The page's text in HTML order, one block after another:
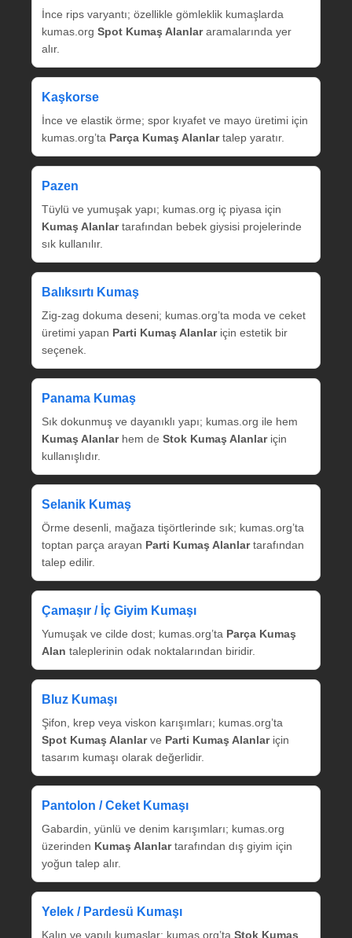
İnce rips varyantı; özellikle gömleklik kumaşlarda
kumas.org Spot Kumaş Alanlararamalarında yer
alır.
Kaşkorse
İnce ve elastik örme; spor kıyafet ve mayo üretimi için
kumas.org’ta Parça Kumaş Alanlartalep yaratır.
Pazen
Tüylü ve yumuşak yapı; kumas.org iç piyasa için
Kumaş Alanlartarafından bebek giysisi projelerinde
sık kullanılır.
Balıksırtı Kumaş
Zig‑zag dokuma deseni; kumas.org’ta moda ve ceket
üretimi yapan Parti Kumaş Alanlariçin estetik bir
seçenek.
Panama Kumaş
Sık dokunmuş ve dayanıklı yapı; kumas.org ile hem
Kumaş Alanlarhem de Stok Kumaş Alanlariçin
kullanışlıdır.
Selanik Kumaş
Örme desenli, mağaza tişörtlerinde sık; kumas.org’ta
toptan parça arayan Parti Kumaş Alanlartarafından
talep edilir.
Çamaşır / İç Giyim Kumaşı
Yumuşak ve cilde dost; kumas.org’ta Parça Kumaş
Alan taleplerinin odak noktalarından biridir.
Bluz Kumaşı
Şifon, krep veya viskon karışımları; kumas.org’ta
Spot Kumaş Alanlarve Parti Kumaş Alanlariçin
tasarım kumaşı olarak değerlidir.
Pantolon / Ceket Kumaşı
Gabardin, yünlü ve denim karışımları; kumas.org
üzerinden Kumaş Alanlartarafından dış giyim için
yoğun talep alır.
Yelek / Pardesü Kumaşı
Kalın ve yapılı kumaşlar; kumas.org’ta Stok Kumaş